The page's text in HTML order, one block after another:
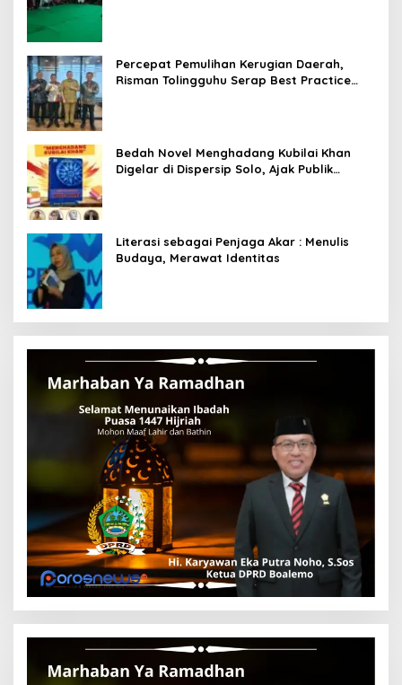
Percepat Pemulihan Kerugian Daerah,
Risman Tolingguhu Serap Best Practice
Bedah Novel Menghadang Kubilai Khan
Digelar di Dispersip Solo, Ajak Publik
Literasi sebagai Penjaga Akar : Menulis
Budaya, Merawat Identitas